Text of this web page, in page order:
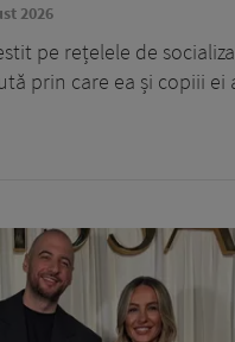
2026
pe rețelele de
prin care ea și copiii ei